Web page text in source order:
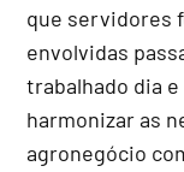
que servidores
envolvidas
trabalhado dia
harmonizar as
agronegócio